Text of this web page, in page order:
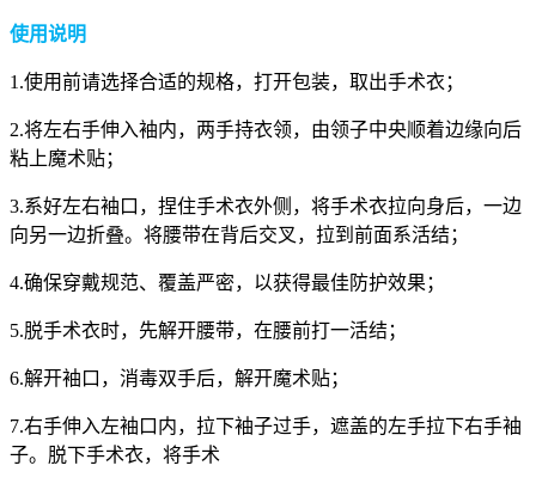
使用说明
1.使用前请选择合适的规格，打开包装，取出手术衣；
2.将左右手伸入袖内，两手持衣领，由领子中央顺着边缘向后
粘上魔术贴；
3.系好左右袖口，捏住手术衣外侧，将手术衣拉向身后，一边
向另一边折叠。将腰带在背后交叉，拉到前面系活结；
4.确保穿戴规范、覆盖严密，以获得最佳防护效果；
5.脱手术衣时，先解开腰带，在腰前打一活结；
6.解开袖口，消毒双手后，解开魔术贴；
7.右手伸入左袖口内，拉下袖子过手，遮盖的左手拉下右手袖
子。脱下手术衣，将手术